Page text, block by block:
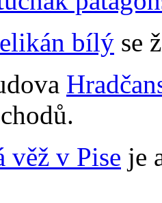
bílý se
věž v Pise je